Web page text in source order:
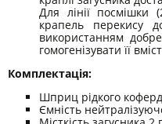
Для лінії посмішки
крапель перекису
використанням
гомогенізувати її
Комплектація:
Шприц рідкого
Ємність